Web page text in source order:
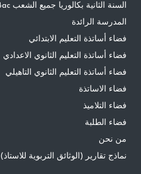
السنة الثانية بكالوريا جميع الشعب 2Bac
المدرسة الرائدة
فضاء أساتذة التعليم الابتدائي
فضاء أساتذة التعليم الثانوي الاعدادي
فضاء أساتذة التعليم الثانوي التاهيلي
فضاء الاساتذة
فضاء التلاميذ
فضاء الطلبة
من نحن
نماذج تقارير (الوثائق التربوية للاستاذ)